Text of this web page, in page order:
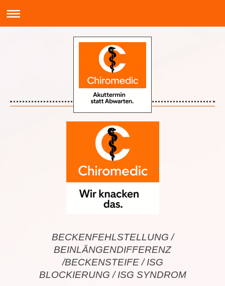
BECKENFEHLSTELLUNG /
BEINLÄNGENDIFFERENZ
/BECKENSTEIFE / ISG
BLOCKIERUNG / ISG SYNDROM